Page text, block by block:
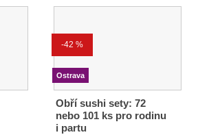
-42 %
Ostrava
Obří sushi sety: 72
nebo 101 ks pro rodinu
i partu